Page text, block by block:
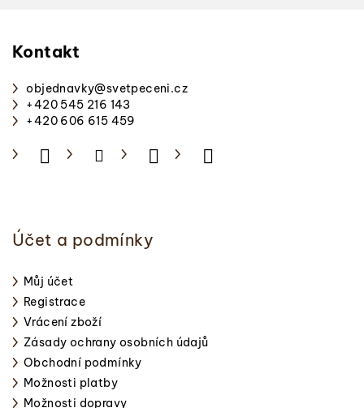
Kontakt
objednavky@svetpeceni.cz
+420 545 216 143
+420 606 615 459
Účet a podmínky
Můj účet
Registrace
Vrácení zboží
Zásady ochrany osobních údajů
Obchodní podmínky
Možnosti platby
Možnosti dopravy